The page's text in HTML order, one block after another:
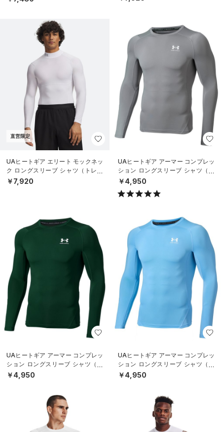
直営限定
UAヒートギア エリート モックネッ
ク ロングスリーブ シャツ（トレー
ニング/MEN）
￥7,920
UAヒートギア アーマー コンプレッ
ション ロングスリーブ シャツ（ト
レーニング/MEN）
￥4,950
UAヒートギア アーマー コンプレッ
ション ロングスリーブ シャツ（ト
レーニング/MEN）
￥4,950
UAヒートギア アーマー コンプレッ
ション ロングスリーブ シャツ（ト
レーニング/MEN）
￥4,950